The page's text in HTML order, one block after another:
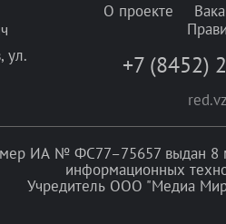
ул.
О проекте
+7 (8452)
ИА № ФС77–75657 выдан 8
информационных
Учредитель ООО "Медиа